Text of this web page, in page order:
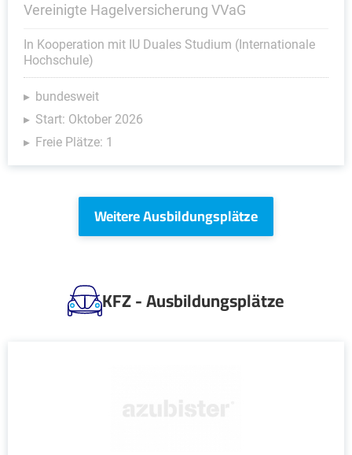
Vereinigte Hagelversicherung VVaG
In Kooperation mit IU Duales Studium (Internationale
Hochschule)
bundesweit
Start: Oktober 2026
Freie Plätze: 1
Weitere Ausbildungsplätze
KFZ - Ausbildungsplätze